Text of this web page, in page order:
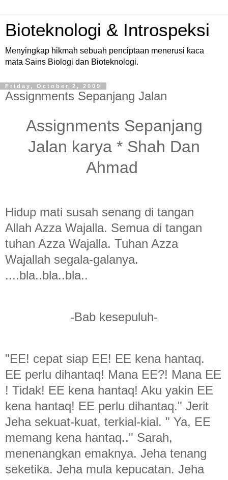
Bioteknologi & Introspeksi
Menyingkap hikmah sebuah penciptaan menerusi kaca
mata Sains Biologi dan Bioteknologi.
Friday, October 2, 2009
Assignments Sepanjang Jalan
Assignments Sepanjang
Jalan karya * Shah Dan
Ahmad
Hidup mati susah senang di tangan
Allah Azza Wajalla. Semua di tangan
tuhan Azza Wajalla. Tuhan Azza
Wajallah segala-galanya.
....bla..bla..bla..
-Bab kesepuluh-
"EE! cepat siap EE! EE kena hantaq.
EE perlu dihantaq! Mana EE?! Mana EE
! Tidak! EE kena hantaq! Aku yakin EE
kena hantaq! EE perlu dihantaq." Jerit
Jeha sekuat-kuat, terkial-kial. " Ya, EE
memang kena hantaq.." Sarah,
menenangkan emaknya. Jeha tenang
seketika. Jeha mula kepucatan. Jeha